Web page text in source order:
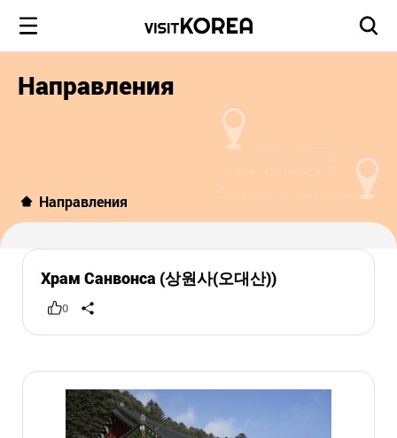
Направления
Направления
Храм Санвонса (상원사(오대산))
0